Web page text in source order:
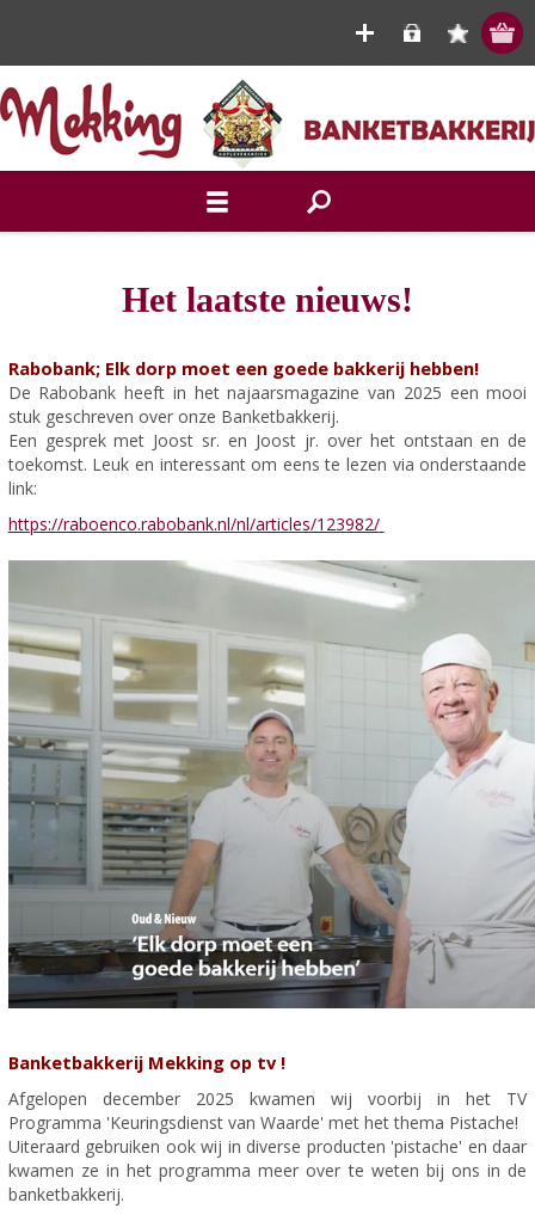
Het laatste nieuws!
Rabobank; Elk dorp moet een goede bakkerij hebben!
De Rabobank heeft in het najaarsmagazine van 2025 een mooi
stuk geschreven over onze Banketbakkerij.
Een gesprek met Joost sr. en Joost jr. over het ontstaan en de
toekomst. Leuk en interessant om eens te lezen via onderstaande
link:
https://raboenco.rabobank.nl/nl/articles/123982/
Banketbakkerij Mekking op tv !
Afgelopen december 2025 kwamen wij voorbij in het TV
Programma 'Keuringsdienst van Waarde' met het thema Pistache!
Uiteraard gebruiken ook wij in diverse producten 'pistache' en daar
kwamen ze in het programma meer over te weten bij ons in de
banketbakkerij.